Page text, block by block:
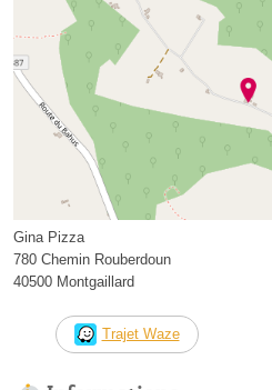
Gina Pizza
780 Chemin Rouberdoun
40500 Montgaillard
Trajet Waze